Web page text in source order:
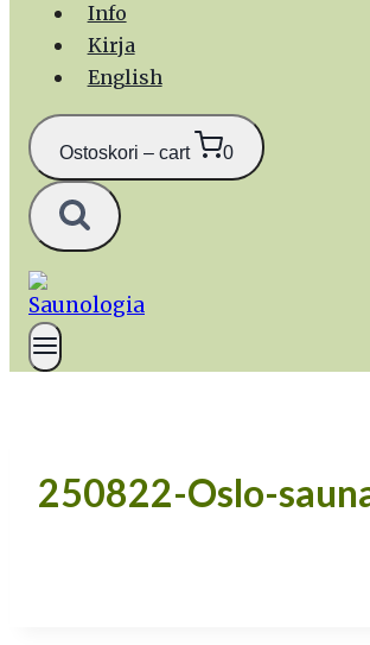
Info
Kirja
English
Ostoskori – cart 0
250822-Oslo-